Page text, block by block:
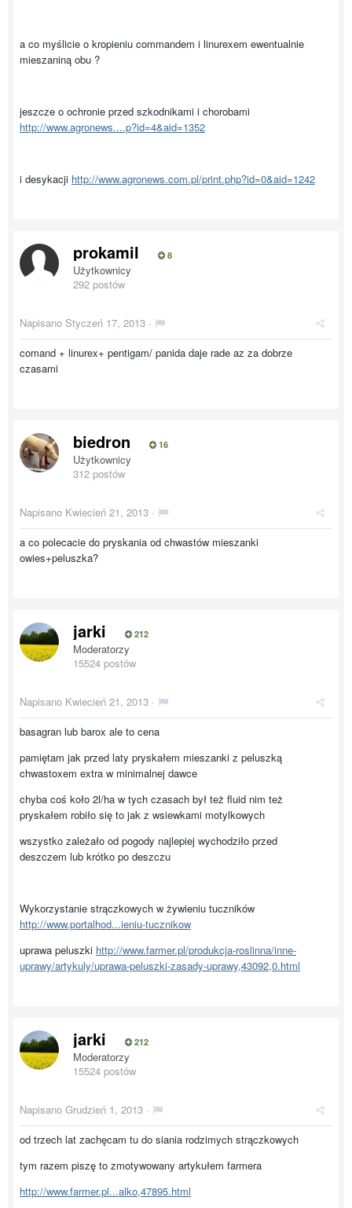
a co myślicie o kropieniu commandem i linurexem ewentualnie
mieszaniną obu ?
jeszcze o ochronie przed szkodnikami i chorobami
http://www.agronews....p?id=4&aid=1352
i desykacji http://www.agronews.com.pl/print.php?id=0&aid=1242
prokamil 8
Użytkownicy
292 postów
Napisano Styczeń 17, 2013 ·
comand + linurex+ pentigam/ panida daje rade az za dobrze
czasami
biedron 16
Użytkownicy
312 postów
Napisano Kwiecień 21, 2013 ·
a co polecacie do pryskania od chwastów mieszanki
owies+peluszka?
jarki 212
Moderatorzy
15524 postów
Napisano Kwiecień 21, 2013 ·
basagran lub barox ale to cena
pamiętam jak przed laty pryskałem mieszanki z peluszką
chwastoxem extra w minimalnej dawce
chyba coś koło 2l/ha w tych czasach był też fluid nim też
pryskałem robiło się to jak z wsiewkami motylkowych
wszystko zależało od pogody najlepiej wychodziło przed
deszczem lub krótko po deszczu
Wykorzystanie strączkowych w żywieniu tuczników
http://www.portalhod...ieniu-tucznikow
uprawa peluszki http://www.farmer.pl/produkcja-roslinna/inne-
uprawy/artykuly/uprawa-peluszki-zasady-uprawy,43092,0.html
jarki 212
Moderatorzy
15524 postów
Napisano Grudzień 1, 2013 ·
od trzech lat zachęcam tu do siania rodzimych strączkowych
tym razem piszę to zmotywowany artykułem farmera
http://www.farmer.pl...alko,47895.html